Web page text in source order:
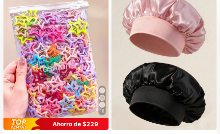
16
Ahorro de $229
#1 Más vendidos
en Casual Accesorios para el cabello de las mujere
¡Casi agotado!
#1 Más vendidos
en Multicolor Gorros para el pelo para mujer
Establecido hace 1 año